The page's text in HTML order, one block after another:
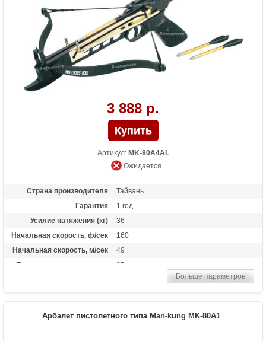
металлические плечи, алюминиевая
рукоять, планка под прицел;ласточкин
хвост;
3 888 р.
Артикул: MK-80A4AL
Ожидается
Страна производителя
Тайвань
Гарантия
1 год
Усилие натяжения (кг)
36
Начальная скорость, ф/сек
160
Начальная скорость, м/сек
49
Прицельная дальность, м
25
Стандарт стрел (дюймы)
6.5
Больше параметров
Арбалет пистолетного типа Man-kung MK-80A1